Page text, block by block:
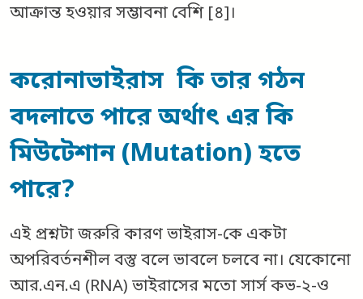
আক্রান্ত হওয়ার সম্ভাবনা বেশি [৪]।
করোনাভাইরাস কি তার গঠন
বদলাতে পারে অর্থাৎ এর কি
মিউটেশান (Mutation) হতে
পারে?
এই প্রশ্নটা জরুরি কারণ ভাইরাস-কে একটা
অপরিবর্তনশীল বস্তু বলে ভাবলে চলবে না। যেকোনো
আর.এন.এ (RNA) ভাইরাসের মতো সার্স কভ-২-ও